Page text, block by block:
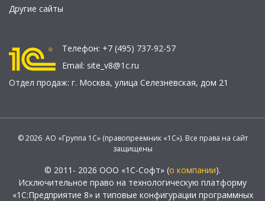
Другие сайты
Телефон: +7 (495) 737-92-57
Email: site_v8@1c.ru
Отдел продаж: г. Москва, улица Селезнёвская, дом 21
© 2026 АО «Группа 1С» (правопреемник «1С»). Все права на сайт
защищены
© 2011- 2026 ООО «1С-Софт» (о компании).
Исключительное право на технологическую платформу
«1С:Предприятие 8» и типовые конфигурации программных